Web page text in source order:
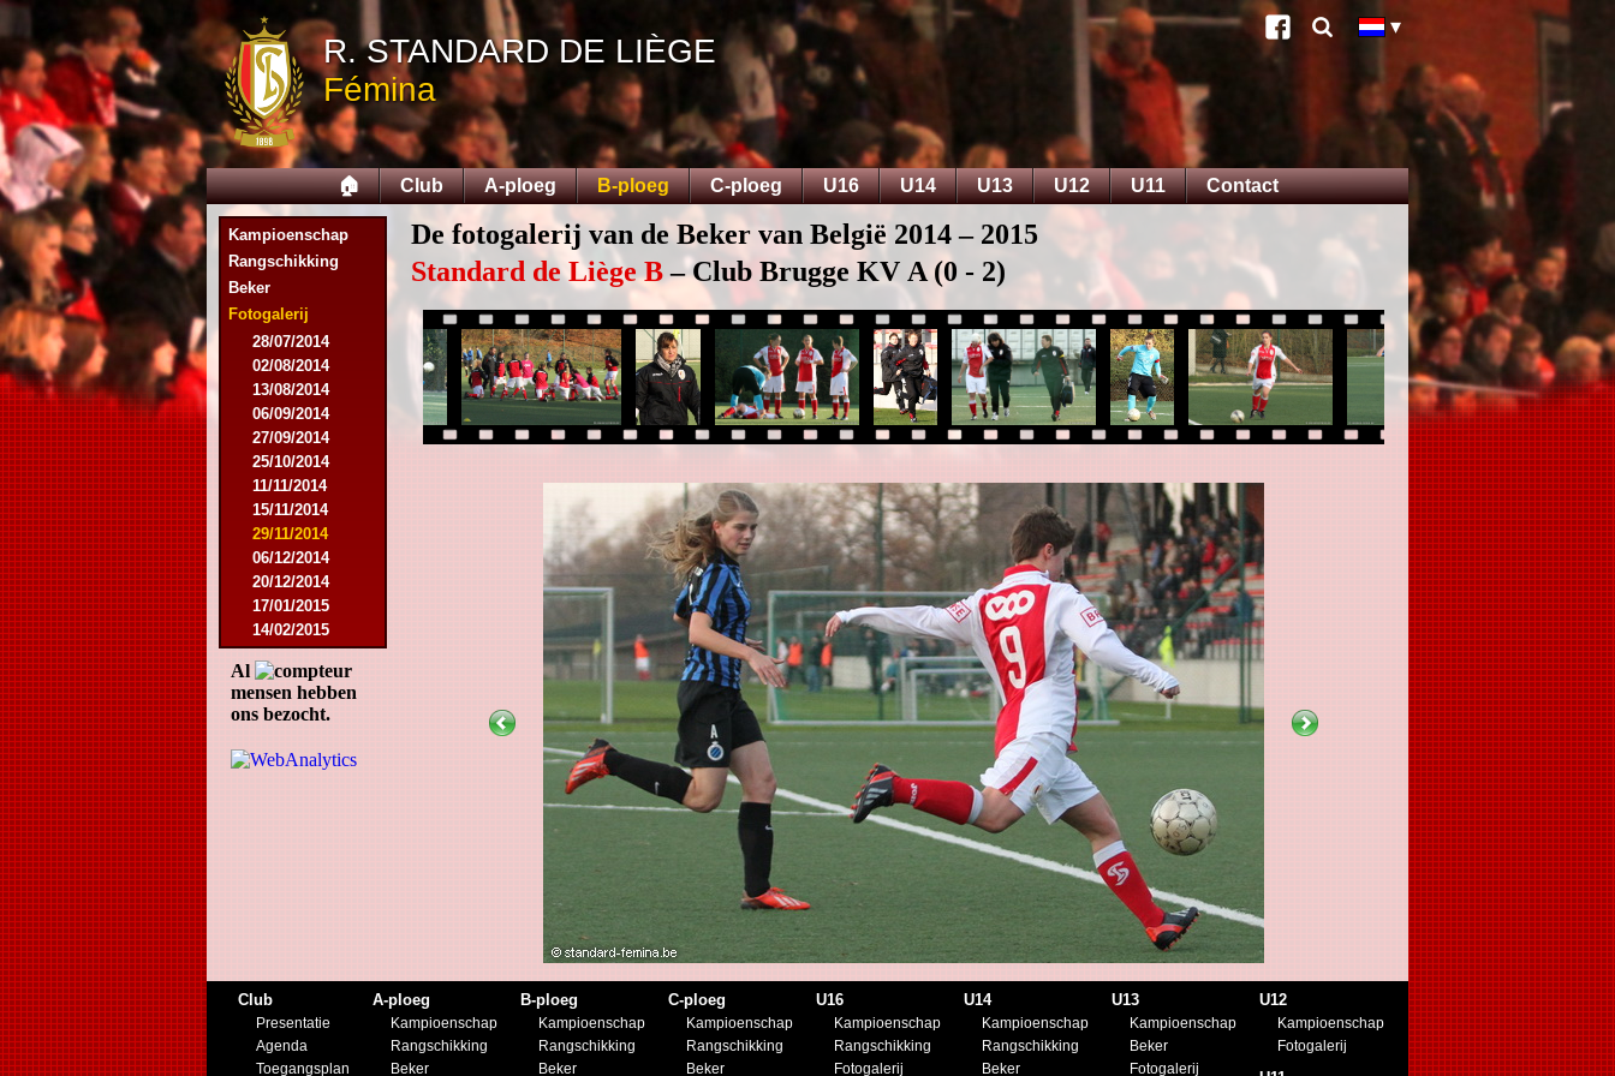
R. STANDARD DE LIÈGE
Fémina
🏠 Club A-ploeg B-ploeg C-ploeg U16 U14 U13 U12 U11 Contact
Kampioenschap
Rangschikking
Beker
Fotogalerij
28/07/2014
02/08/2014
13/08/2014
06/09/2014
27/09/2014
25/10/2014
11/11/2014
15/11/2014
29/11/2014
06/12/2014
20/12/2014
17/01/2015
14/02/2015
21/02/2015
18/04/2015
22/04/2015
09/05/2015
20/07/2015
01/08/2015
09/04/2016
23/04/2016
30/04/2016
18/07/2016
Al
mensen hebben
ons bezocht.
De fotogalerij van de Beker van België 2014 – 2015
Standard de Liège B– Club Brugge KV A (0 - 2)
Club
Presentatie
Agenda
Toegangsplan
A-ploeg
Kampioenschap
Rangschikking
Beker
B-ploeg
Kampioenschap
Rangschikking
Beker
C-ploeg
Kampioenschap
Rangschikking
Beker
U16
Kampioenschap
Rangschikking
Fotogalerij
U14
Kampioenschap
Rangschikking
Beker
U13
Kampioenschap
Beker
Fotogalerij
U12
Kampioenschap
Fotogalerij